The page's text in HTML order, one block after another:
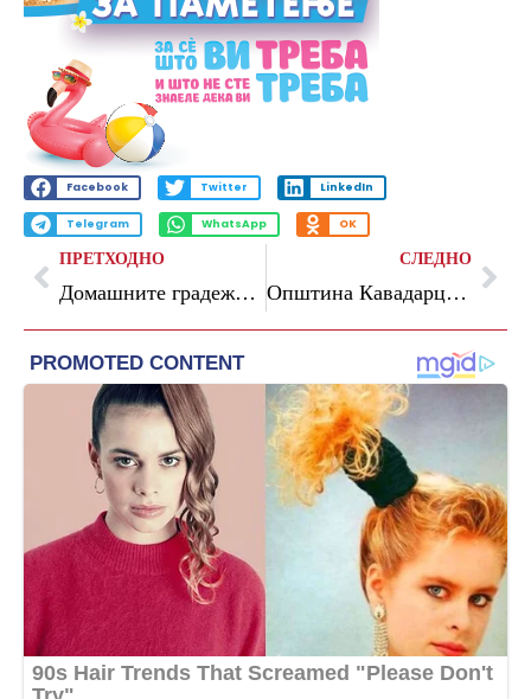
Facebook Twitter LinkedIn
Telegram WhatsApp OK
ПРЕТХОДНО
Домашните градежници со повеќе извршена и договорена работа во странство
СЛЕДНО
Општина Кавадарци распредели по 180 илјади денари за мото фест во чест на 12 Ваташки младинци и за јакнење на доброволно противпожарно ,,Сашко Гешовски”